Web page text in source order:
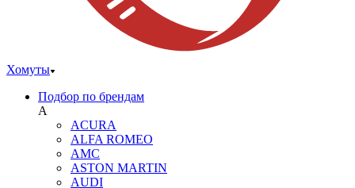
Хомуты
Подбор по брендам
A
ACURA
ALFA ROMEO
AMC
ASTON MARTIN
AUDI